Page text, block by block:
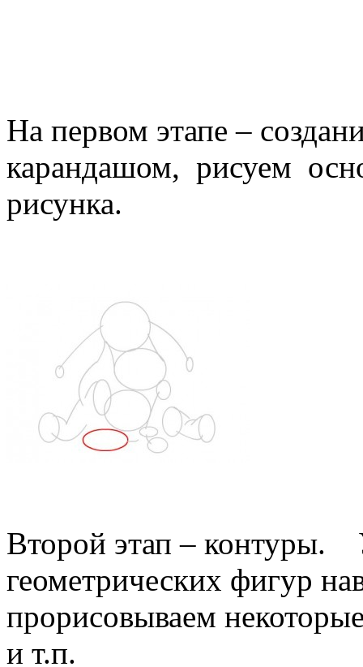
На первом этапе –
карандашом, рисуем
рисунка.
Второй этап – контуры.
геометрических фигур
прорисовываем
и т.п.